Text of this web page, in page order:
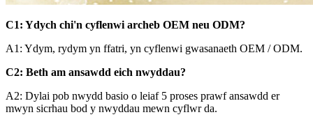
C1: Ydych chi'n cyflenwi archeb OEM neu ODM?
A1: Ydym, rydym yn ffatri, yn cyflenwi gwasanaeth OEM / ODM.
C2: Beth am ansawdd eich nwyddau?
A2: Dylai pob nwydd basio o leiaf 5 proses prawf ansawdd er
mwyn sicrhau bod y nwyddau mewn cyflwr da.